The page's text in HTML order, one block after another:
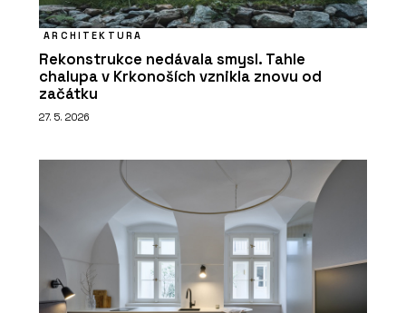
ARCHITEKTURA
Rekonstrukce nedávala smysl. Tahle
chalupa v Krkonoších vznikla znovu od
začátku
27. 5. 2026